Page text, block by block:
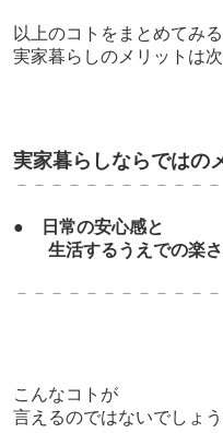
以上のコトをまとめてみ
実家暮らしのメリットは
実家暮らしならではの
－－－－－－－－－－－
●
日常の安心感と
生活するうえでの楽
－－－－－－－－－－－
こんなコトが
言えるのではないでしょう